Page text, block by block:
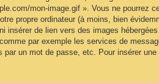
mon-image.gif ». Vous ne pourrez
propre ordinateur (à moins, bien
insérer de lien vers des images
par exemple les services de
par un mot de passe, etc. Pour insérer